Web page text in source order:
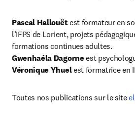
Pascal Hallouët est formateur en
l’IFPS de Lorient, projets
formations continues adultes.
Gwenhaéla Dagorne est
Véronique Yhuel est formatrice en
Toutes nos publications sur le site